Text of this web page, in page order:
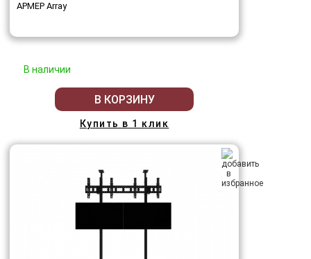
АРМЕР Array
В наличии
В КОРЗИНУ
Купить в 1 клик